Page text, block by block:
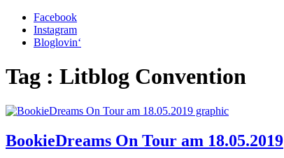
Facebook
Instagram
Bloglovin‘
Tag : Litblog Convention
BookieDreams On Tour am 18.05.2019